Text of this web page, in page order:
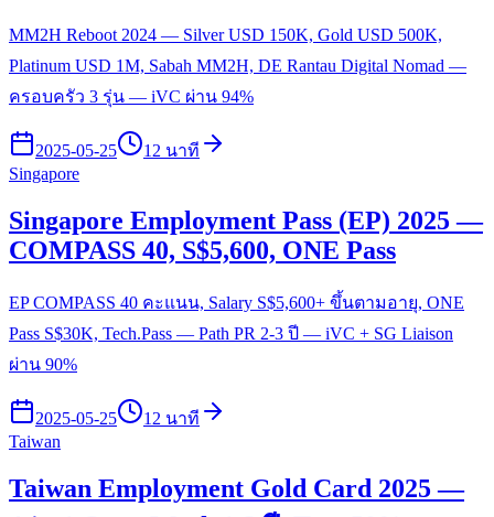
MM2H Reboot 2024 — Silver USD 150K, Gold USD 500K,
Platinum USD 1M, Sabah MM2H, DE Rantau Digital Nomad —
ครอบครัว 3 รุ่น — iVC ผ่าน 94%
2025-05-25
12 นาที
Singapore
Singapore Employment Pass (EP) 2025 —
COMPASS 40, S$5,600, ONE Pass
EP COMPASS 40 คะแนน, Salary S$5,600+ ขึ้นตามอายุ, ONE
Pass S$30K, Tech.Pass — Path PR 2-3 ปี — iVC + SG Liaison
ผ่าน 90%
2025-05-25
12 นาที
Taiwan
Taiwan Employment Gold Card 2025 —